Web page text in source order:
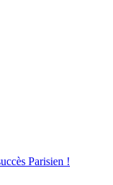
Parisien !